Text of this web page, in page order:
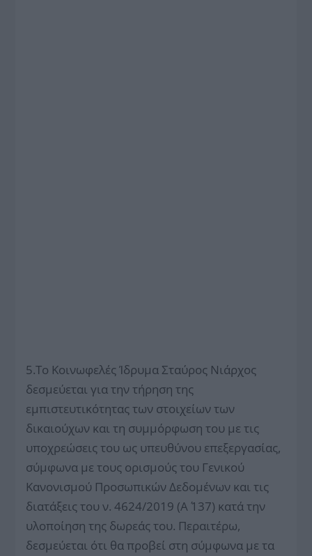
5.Το Κοινωφελές Ίδρυμα Σταύρος Νιάρχος
δεσμεύεται για την τήρηση της
εμπιστευτικότητας των στοιχείων των
δικαιούχων και τη συμμόρφωση του με τις
υποχρεώσεις του ως υπευθύνου επεξεργασίας,
σύμφωνα με τους ορισμούς του Γενικού
Κανονισμού Προσωπικών Δεδομένων και τις
διατάξεις του ν. 4624/2019 (Α΄ 137) κατά την
υλοποίηση της δωρεάς του. Περαιτέρω,
δεσμεύεται ότι θα προβεί στη σύμφωνα με τα